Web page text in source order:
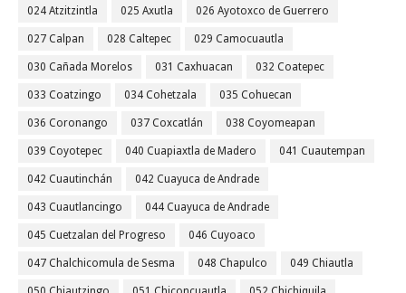
024 Atzitzintla 025 Axutla 026 Ayotoxco de Guerrero
027 Calpan 028 Caltepec 029 Camocuautla
030 Cañada Morelos 031 Caxhuacan 032 Coatepec
033 Coatzingo 034 Cohetzala 035 Cohuecan
036 Coronango 037 Coxcatlán 038 Coyomeapan
039 Coyotepec 040 Cuapiaxtla de Madero 041 Cuautempan
042 Cuautinchán 042 Cuayuca de Andrade
043 Cuautlancingo 044 Cuayuca de Andrade
045 Cuetzalan del Progreso 046 Cuyoaco
047 Chalchicomula de Sesma 048 Chapulco 049 Chiautla